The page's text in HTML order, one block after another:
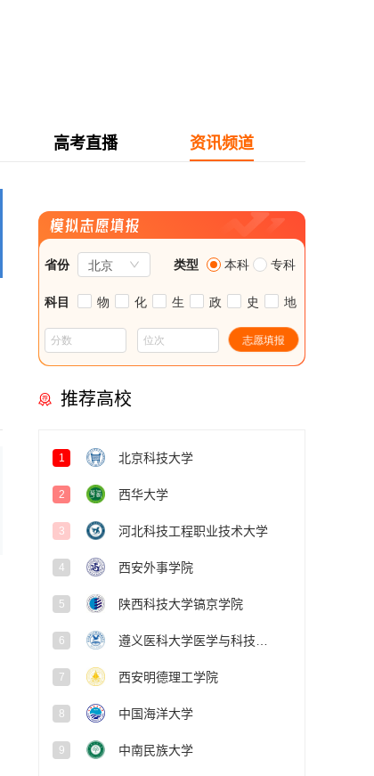
高考直播 资讯频道
推荐高校
1 北京科技大学
2 西华大学
3 河北科技工程职业技术大学
4 西安外事学院
5 陕西科技大学镐京学院
6
7 西安明德理工学院
8 中国海洋大学
9 中南民族大学